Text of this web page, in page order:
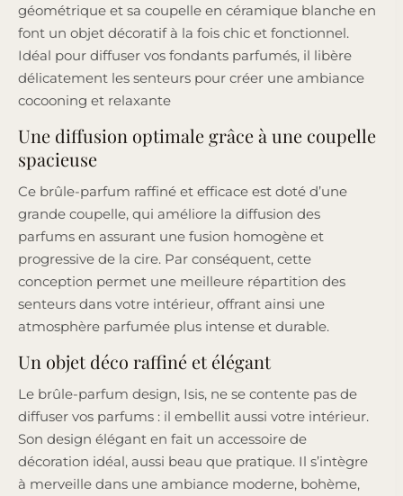
géométrique et sa coupelle en céramique blanche en
font un objet décoratif à la fois chic et fonctionnel.
Idéal pour diffuser vos fondants parfumés, il libère
délicatement les senteurs pour créer une ambiance
cocooning et relaxante
Une diffusion optimale grâce à une coupelle
spacieuse
Ce brûle-parfum raffiné et efficace est doté d’une
grande coupelle, qui améliore la diffusion des
parfums en assurant une fusion homogène et
progressive de la cire. Par conséquent, cette
conception permet une meilleure répartition des
senteurs dans votre intérieur, offrant ainsi une
atmosphère parfumée plus intense et durable.
Un objet déco raffiné et élégant
Le brûle-parfum design, Isis, ne se contente pas de
diffuser vos parfums : il embellit aussi votre intérieur.
Son design élégant en fait un accessoire de
décoration idéal, aussi beau que pratique. Il s’intègre
à merveille dans une ambiance moderne, bohème,